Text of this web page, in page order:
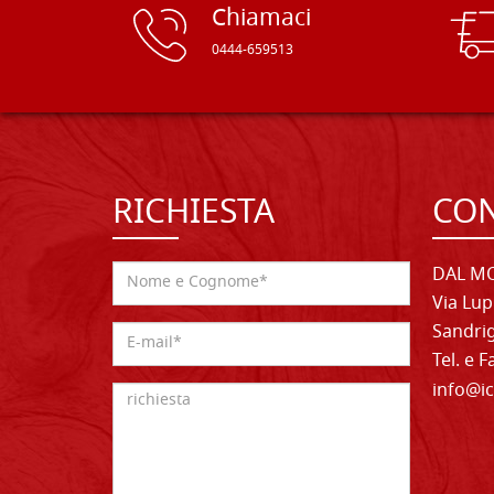
Chiamaci
0444-659513
RICHIESTA
DAL
Via
Tel. e